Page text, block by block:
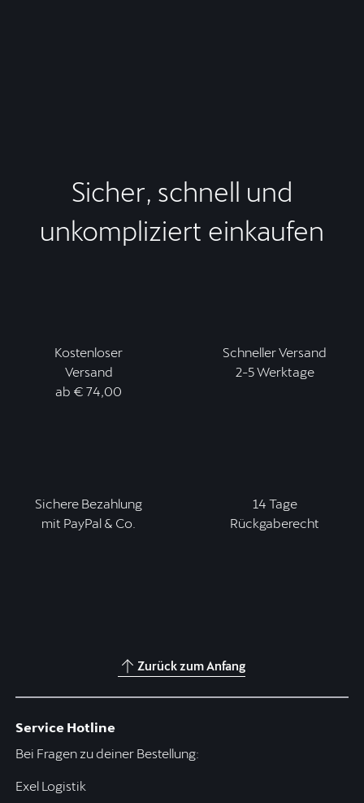
Sicher, schnell und
unkompliziert einkaufen
Kostenloser
Versand
ab € 74,00
Schneller Versand
2-5 Werktage
Sichere Bezahlung
mit PayPal & Co.
14 Tage
Rückgaberecht
Zurück zum Anfang
Service Hotline
Bei Fragen zu deiner Bestellung:
Exel Logistik